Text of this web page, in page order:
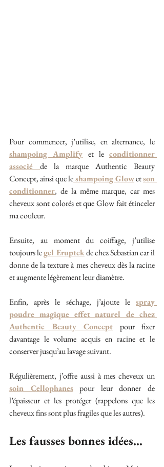
shampoing Amplify et le conditionner
associé de la marque Authentic Beauty
Concept, ainsi que le shampoing Glow et son
conditionner, de la même marque, car mes
cheveux sont colorés et que Glow fait étinceler
ma couleur.
Ensuite, au moment du coiffage, j’utilise
toujours le gel Eruptek de chez Sebastian car il
donne de la texture à mes cheveux dès la racine
et augmente légèrement leur diamètre.
Enfin, après le séchage, j’ajoute le spray
poudre magique effet naturel de chez
Authentic Beauty Concept pour fixer
davantage le volume acquis en racine et le
conserver jusqu’au lavage suivant.
soin Cellophanes pour leur donner de
l’épaisseur et les protéger (rappelons que les
cheveux fins sont plus fragiles que les autres).
Les fausses bonnes idées…